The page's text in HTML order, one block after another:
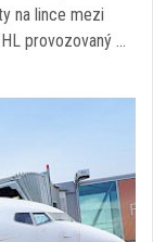
na lince mezi
provozovaný …